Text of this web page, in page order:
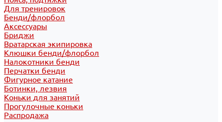
Для тренировок
Бенди/флорбол
Аксессуары
Бриджи
Вратарская экипировка
Клюшки бенди/флорбол
Налокотники бенди
Перчатки бенди
Фигурное катание
Ботинки, лезвия
Коньки для занятий
Прогулочные коньки
Распродажа